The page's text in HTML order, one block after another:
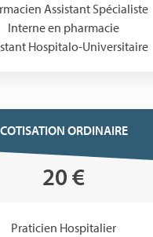
Assistant Spécialiste
Interne en pharmacie
Hospitalo-Universitaire
COTISATION ORDINAIRE
20 €
Praticien Hospitalier